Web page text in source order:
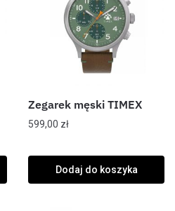
Zegarek męski TIMEX
599,00 zł
Dodaj do koszyka